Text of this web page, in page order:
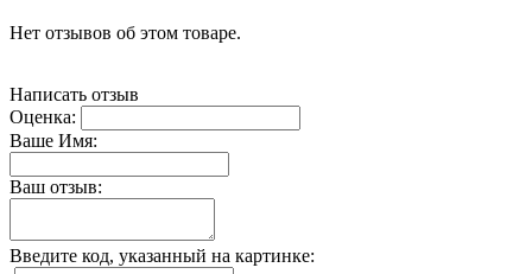
Нет отзывов об этом товаре.
Написать отзыв
Оценка:
Ваше Имя:
Ваш отзыв:
Введите код, указанный на картинке: